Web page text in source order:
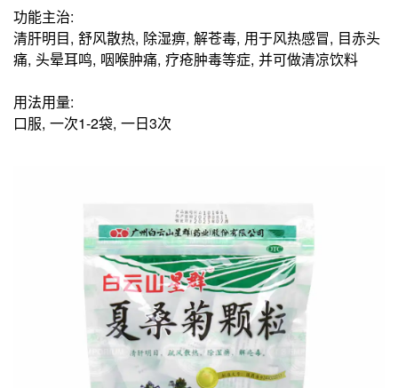
功能主治:
清肝明目, 舒风散热, 除湿痹, 解苍毒, 用于风热感冒, 目赤头
痛, 头晕耳鸣, 咽喉肿痛, 疗疮肿毒等症, 并可做清凉饮料
用法用量:
口服, 一次1-2袋, 一日3次